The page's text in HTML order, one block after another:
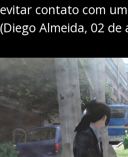
evitar contato com
(Diego Almeida, 02 de